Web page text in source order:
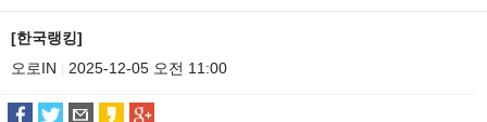
[한국랭킹]
오로IN
2025-12-05 오전 11:00